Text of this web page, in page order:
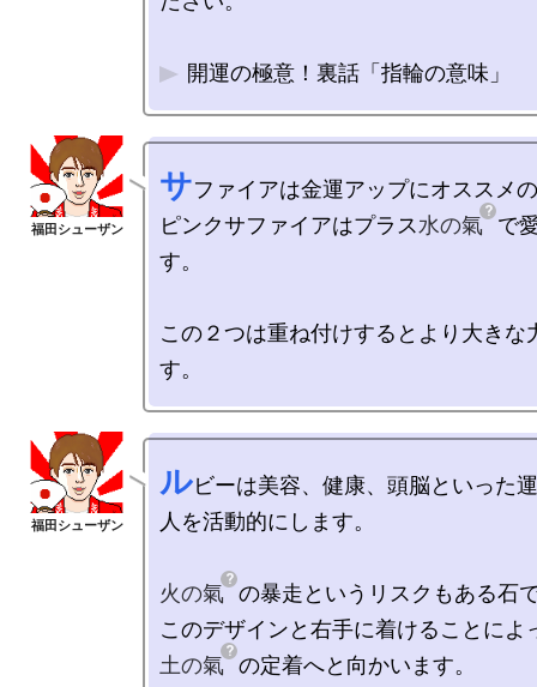
開運の極意！裏話「指輪の意味」
サファイアは金運アップにオススメ
ピンクサファイアはプラス水の氣
で
す。
この２つは重ね付けするとより大きな
ルビーは美容、健康、頭脳といった
人を活動的にします。
火の氣 の暴走というリスクもある石
土の氣